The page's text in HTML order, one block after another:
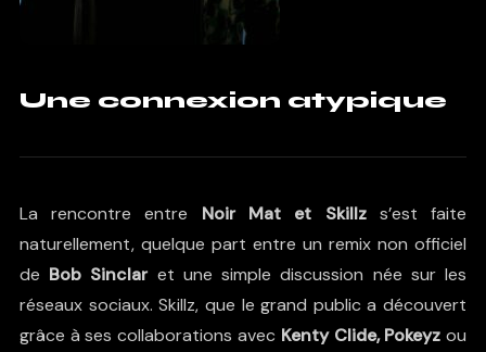
Une connexion atypique
La rencontre entre Noir Mat et Skillzs’est faite
naturellement, quelque part entre un remix non officiel
de Bob Sinclaret une simple discussion née sur les
réseaux sociaux. Skillz, que le grand public a découvert
grâce à ses collaborations avec Kenty Clide, Pokeyz ou